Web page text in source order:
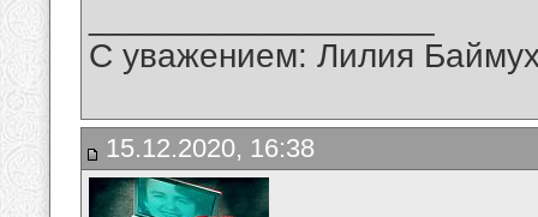
С уважением: Лилия
15.12.2020, 16:38